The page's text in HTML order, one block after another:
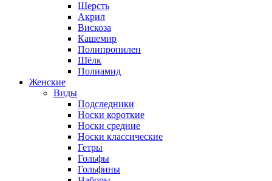
Шерсть
Акрил
Вискоза
Кашемир
Полипропилен
Шёлк
Полиамид
Женские
Виды
Подследники
Носки короткие
Носки средние
Носки классические
Гетры
Гольфы
Гольфины